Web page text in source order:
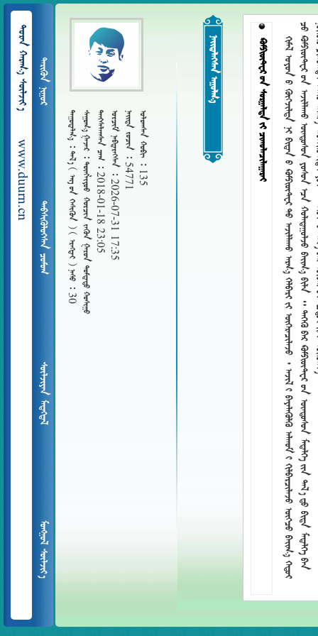
  
www.duurn.cn
 
 
 
 
 
ᠲᠠᠯ᠎ᠠ    
     30           2018-01-18 23:05   2026-07-31 17:35   54771   135
    
































































































































































































































































































































